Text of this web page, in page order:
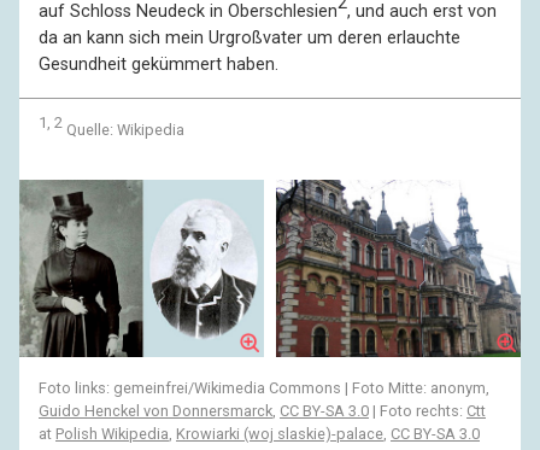
auf Schloss Neudeck in Oberschlesien , und auch erst von
da an kann sich mein Urgroßvater um deren erlauchte
Gesundheit gekümmert haben.
1, 2 Quelle: Wikipedia
Foto links: gemeinfrei/Wikimedia Commons | Foto Mitte: anonym,
Guido Henckel von Donnersmarck CC BY-SA 3.0 | Foto rechts: Ctt
at Polish Wikipedia Krowiarki (woj slaskie)-palace CC BY-SA 3.0